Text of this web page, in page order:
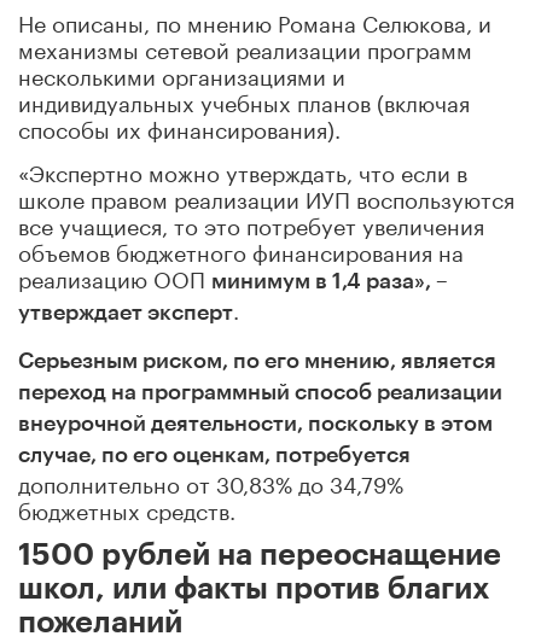
Не описаны, по мнению Романа Селюкова, и
механизмы сетевой реализации программ
несколькими организациями и
индивидуальных учебных планов (включая
способы их финансирования).
«Экспертно можно утверждать, что если в
школе правом реализации ИУП воспользуются
все учащиеся, то это потребует увеличения
объемов бюджетного финансирования на
реализацию ООП минимум в 1,4 раза», –
утверждает эксперт
Серьезным риском, по его мнению, является
переход на программный способ реализации
внеурочной деятельности, поскольку в этом
случае, по его оценкам, потребуется
дополнительно от 30,83% до 34,79%
бюджетных средств.
1500 рублей на переоснащение
школ, или факты против благих
пожеланий